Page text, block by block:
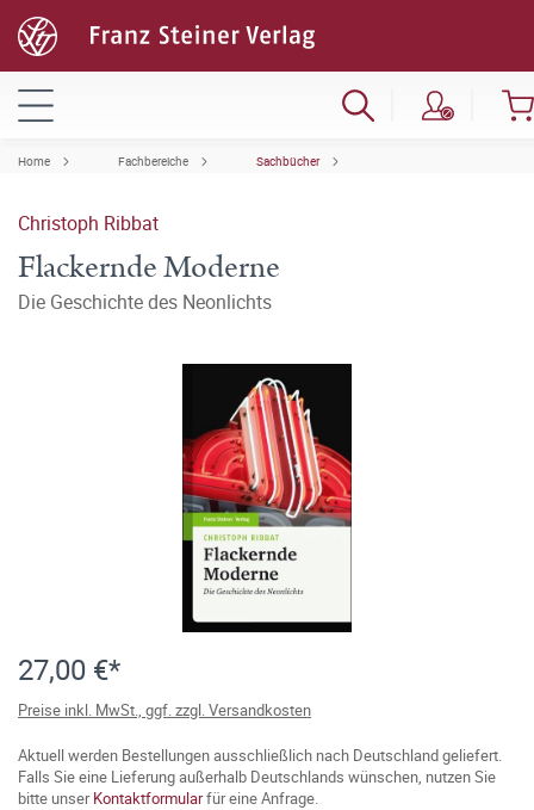
Home Fachbereiche Sachbücher
Christoph Ribbat
Flackernde Moderne
Die Geschichte des Neonlichts
27,00 €*
Preise inkl. MwSt., ggf. zzgl. Versandkosten
Aktuell werden Bestellungen ausschließlich nach Deutschland geliefert.
Falls Sie eine Lieferung außerhalb Deutschlands wünschen, nutzen Sie
bitte unserKontaktformularfür eine Anfrage.